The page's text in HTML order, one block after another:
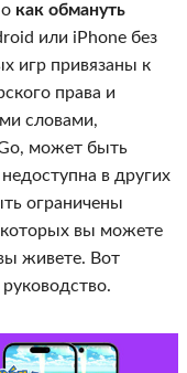
как обмануть
или iPhone без
игр привязаны к
права и
словами,
может быть
в других
ограничены
вы можете
живете. Вот